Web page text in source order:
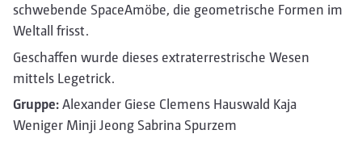
schwebende SpaceAmöbe, die geometrische Formen im
Weltall frisst.
Geschaffen wurde dieses extraterrestrische Wesen
mittels Legetrick.
Gruppe: Alexander Giese Clemens Hauswald Kaja
Weniger Minji Jeong Sabrina Spurzem